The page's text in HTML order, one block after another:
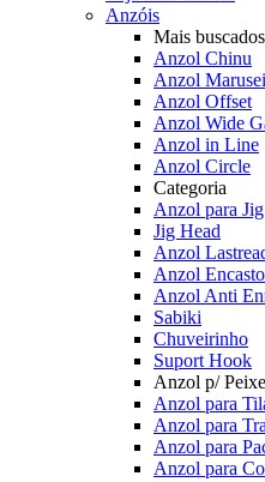
Anzóis
Mais buscados
Anzol Chinu
Anzol
Anzol Offset
Anzol Wide
Anzol in Line
Anzol Circle
Categoria
Anzol para Jig
Jig Head
Anzol
Anzol
Anzol Anti
Sabiki
Chuveirinho
Suport Hook
Anzol p/ Peixe
Anzol para
Anzol para
Anzol para
Anzol para